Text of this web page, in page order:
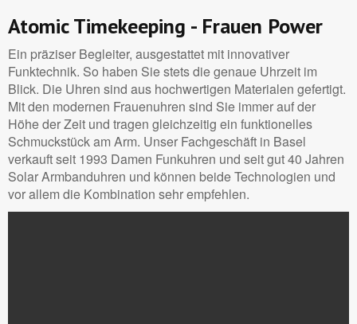
Atomic Timekeeping - Frauen Power
Ein präziser Begleiter, ausgestattet mit innovativer
Funktechnik. So haben Sie stets die genaue Uhrzeit im
Blick. Die Uhren sind aus hochwertigen Materialen gefertigt.
Mit den modernen Frauenuhren sind Sie immer auf der
Höhe der Zeit und tragen gleichzeitig ein funktionelles
Schmuckstück am Arm. Unser Fachgeschäft in Basel
verkauft seit 1993 Damen Funkuhren und seit gut 40 Jahren
Solar Armbanduhren und können beide Technologien und
vor allem die Kombination sehr empfehlen.